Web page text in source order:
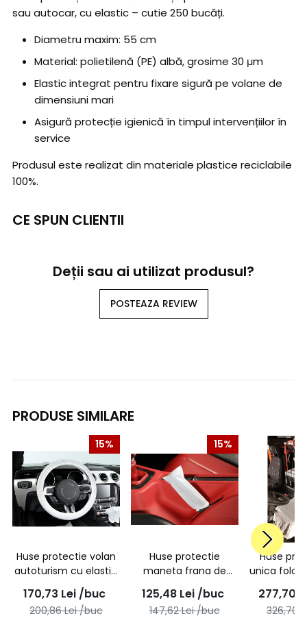
sau autocar, cu elastic – cutie 250 bucăți.
Diametru maxim: 55 cm
Material: polietilenă (PE) albă, grosime 30 μm
Elastic integrat pentru fixare sigură pe volane de
dimensiuni mari
Asigură protecție igienică în timpul intervențiilor în
service
Produsul este realizat din materiale plastice reciclabile
100%.
CE SPUN CLIENTII
Deții sau ai utilizat produsul?
POSTEAZA REVIEW
PRODUSE SIMILARE
15%
Huse protectie volan
autoturism cu elastic
- cutie 250 bucati
170,73 Lei /buc
200,86Lei /buc
15%
Huse protectie
maneta frana de
mana cu elastic -
cutie 500 bucati
125,48 Lei /buc
147,62Lei /buc
Huse
unica
250
277,70
326,70